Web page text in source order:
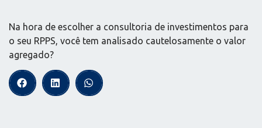
Na hora de escolher a consultoria de investimentos para
o seu RPPS, você tem analisado cautelosamente o valor
agregado?